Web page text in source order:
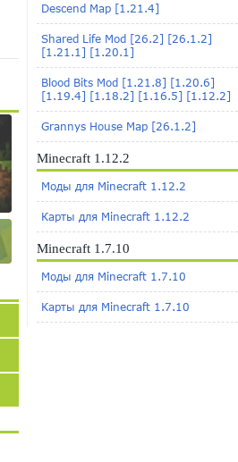
Descend Map [1.21.4]
Shared Life Mod [26.2] [26.1.2]
[1.21.1] [1.20.1]
Blood Bits Mod [1.21.8] [1.20.6]
[1.19.4] [1.18.2] [1.16.5] [1.12.2]
Grannys House Map [26.1.2]
Minecraft 1.12.2
Моды для Minecraft 1.12.2
Карты для Minecraft 1.12.2
Minecraft 1.7.10
Моды для Minecraft 1.7.10
Карты для Minecraft 1.7.10